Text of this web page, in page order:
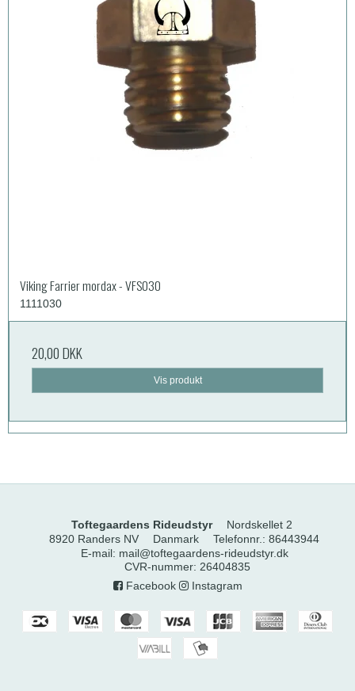
Viking Farrier mordax - VFS030
1111030
20,00 DKK
Vis produkt
Toftegaardens Rideudstyr
Nordskellet 2
8920 Randers NV
Danmark Telefonnr. : 86443944
E-mail: mail@toftegaardens-rideudstyr.dk
CVR-nummer: 26404835
Facebook
Instagram